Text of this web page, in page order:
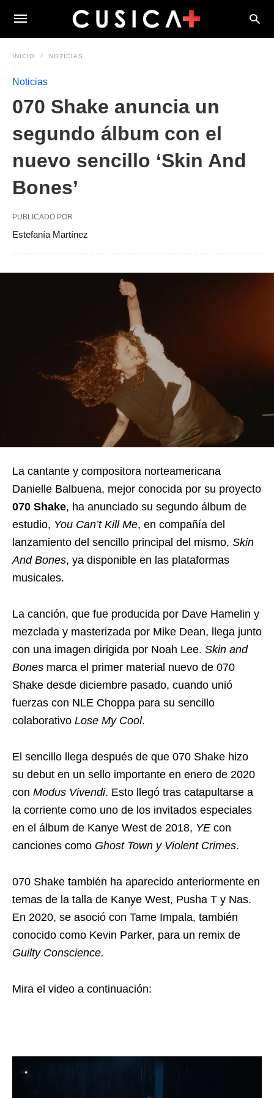
INICIO NOTICIAS
Noticias
070 Shake anuncia un
segundo álbum con el
nuevo sencillo ‘Skin And
Bones’
PUBLICADO POR
Estefanía Martínez
La cantante y compositora norteamericana
Danielle Balbuena, mejor conocida por su proyecto
070 Shake, ha anunciado su segundo álbum de
estudio, You Can’t Kill Me, en compañía del
lanzamiento del sencillo principal del mismo, Skin
And Bones, ya disponible en las plataformas
musicales.
La canción, que fue producida por Dave Hamelin y
mezclada y masterizada por Mike Dean, llega junto
con una imagen dirigida por Noah Lee. Skin and
Bones marca el primer material nuevo de 070
Shake desde diciembre pasado, cuando unió
fuerzas con NLE Choppa para su sencillo
colaborativo Lose My Cool.
El sencillo llega después de que 070 Shake hizo
su debut en un sello importante en enero de 2020
con Modus Vivendi. Esto llegó tras catapultarse a
la corriente como uno de los invitados especiales
en el álbum de Kanye West de 2018, YE con
canciones como Ghost Town y Violent Crimes.
070 Shake también ha aparecido anteriormente en
temas de la talla de Kanye West, Pusha T y Nas.
En 2020, se asoció con Tame Impala, también
conocido como Kevin Parker, para un remix de
Guilty Conscience.
Mira el video a continuación: